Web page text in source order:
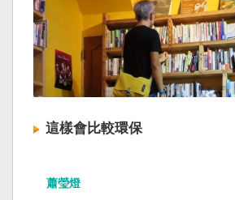
這樣會比較環保
蕭瑩燈